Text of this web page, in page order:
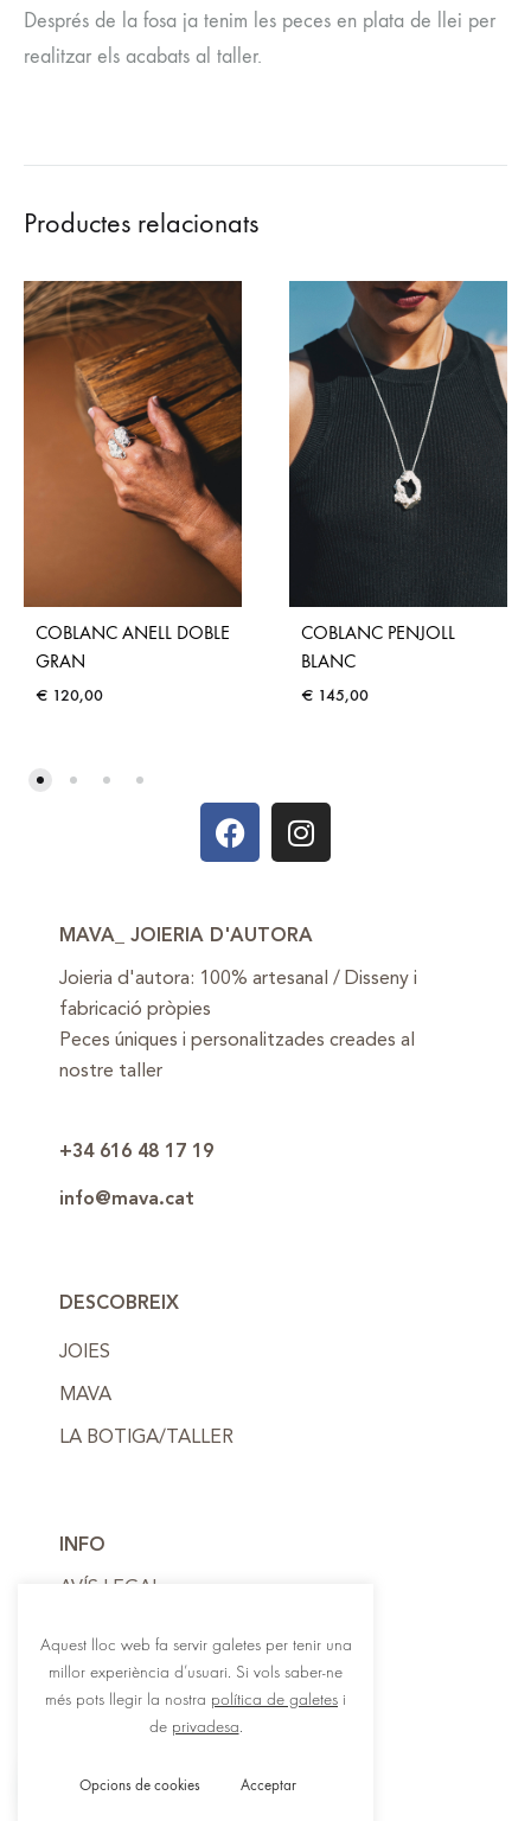
Després de la fosa ja tenim les peces en plata de llei per
realitzar els acabats al taller.
Productes relacionats
COBLANC ANELL DOBLE
GRAN
€ 120,00
COBLANC PENJOLL
BLANC
€ 145,00
MAVA_ JOIERIA D'AUTORA
Joieria d'autora: 100% artesanal / Disseny i
fabricació pròpies
Peces úniques i personalitzades creades al
nostre taller
+34 616 48 17 19
info@mava.cat
DESCOBREIX
JOIES
MAVA
LA BOTIGA/TALLER
INFO
AVÍS LEGAL
POLÍTICA DE PRIVADESA
POLÍTICA DE COOKIES
Aquest lloc web fa servir galetes per tenir una
millor experiència d’usuari. Si vols saber-ne
més pots llegir la nostra política de galetes i
de privadesa.
Opcions de cookies Acceptar